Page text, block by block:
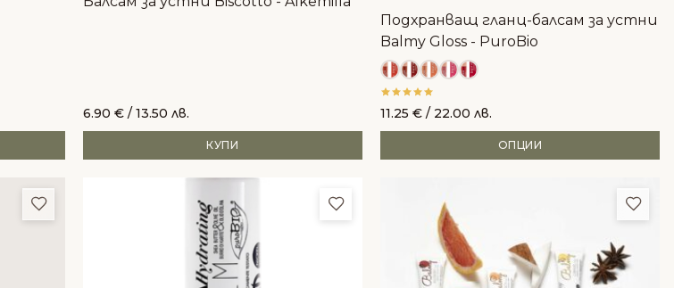
6.90 € / 13.50 лв.
КУПИ
Подхранващ гланц-балсам за устни
Balmy Gloss - PuroBio
11.25 € / 22.00 лв.
ОПЦИИ
Добави в любими Добави в любими